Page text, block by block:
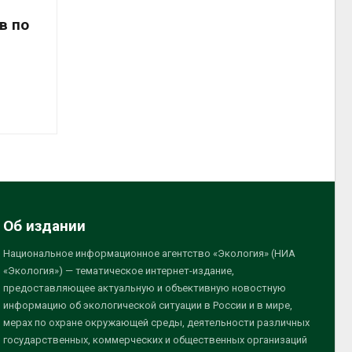
по
Об издании
Национальное информационное агентство «Экология» (НИА
«Экология») — тематическое интернет-издание,
предоставляющее актуальную и объективную новостную
информацию об экологической ситуации в России и в мире,
мерах по охране окружающей среды, деятельности различных
государственных, коммерческих и общественных организаций